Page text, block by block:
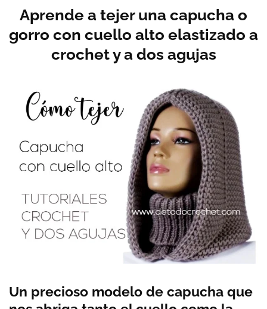
Aprende a tejer una capucha o
gorro con cuello alto elastizado a
crochet y a dos agujas
Un precioso modelo de capucha que